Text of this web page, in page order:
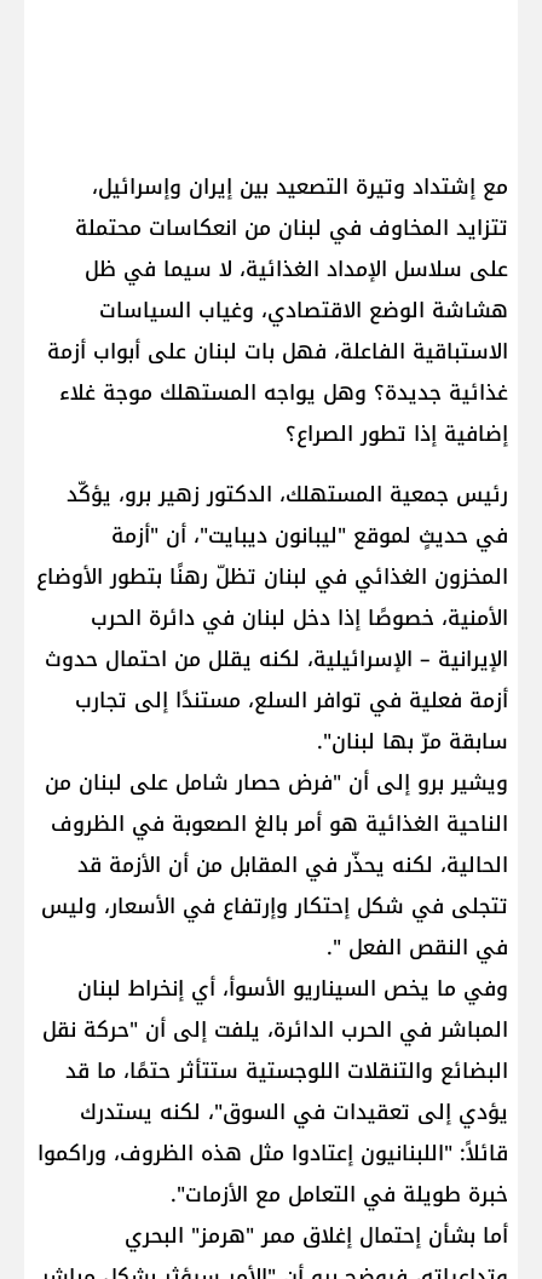
مع إشتداد وتيرة التصعيد بين إيران وإسرائيل،
تتزايد المخاوف في لبنان من انعكاسات محتملة
على سلاسل الإمداد الغذائية، لا سيما في ظل
هشاشة الوضع الاقتصادي، وغياب السياسات
الاستباقية الفاعلة، فهل بات لبنان على أبواب أزمة
غذائية جديدة؟ وهل يواجه المستهلك موجة غلاء
إضافية إذا تطور الصراع؟
رئيس جمعية المستهلك، الدكتور زهير برو، يؤكّد
في حديثٍ لموقع "ليبانون ديبايت"، أن "أزمة
المخزون الغذائي في لبنان تظلّ رهنًا بتطور الأوضاع
الأمنية، خصوصًا إذا دخل لبنان في دائرة الحرب
الإيرانية – الإسرائيلية، لكنه يقلل من احتمال حدوث
أزمة فعلية في توافر السلع، مستندًا إلى تجارب
سابقة مرّ بها لبنان".
ويشير برو إلى أن "فرض حصار شامل على لبنان من
الناحية الغذائية هو أمر بالغ الصعوبة في الظروف
الحالية، لكنه يحذّر في المقابل من أن الأزمة قد
تتجلى في شكل إحتكار وإرتفاع في الأسعار، وليس
في النقص الفعل ".
وفي ما يخص السيناريو الأسوأ، أي إنخراط لبنان
المباشر في الحرب الدائرة، يلفت إلى أن "حركة نقل
البضائع والتنقلات اللوجستية ستتأثر حتمًا، ما قد
يؤدي إلى تعقيدات في السوق"، لكنه يستدرك
قائلاً: "اللبنانيون إعتادوا مثل هذه الظروف، وراكموا
خبرة طويلة في التعامل مع الأزمات".
أما بشأن إحتمال إغلاق ممر "هرمز" البحري